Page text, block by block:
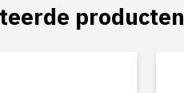
producten